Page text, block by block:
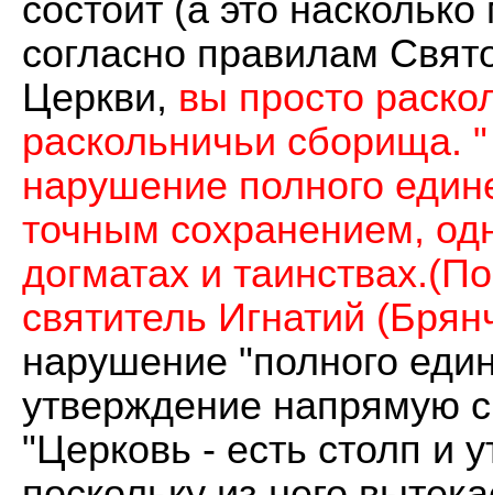
состоит (а это
согласно правилам
Церкви, вы просто
раскольничьи сборища.
нарушение полного
точным сохранением,
догматах и
святитель Игнатий
нарушение "полного
утверждение напрямую
"Церковь - есть столп и